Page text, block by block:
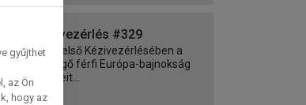
Kézivezérlés #329
2026 első Kézivezérlésében a
közelgő férfi Európa-bajnokság
esélyeit...
gyűjthet
az Ön
hogy az